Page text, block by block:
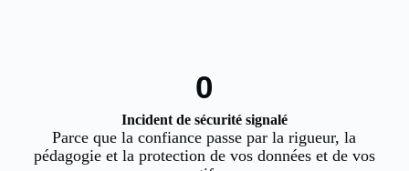
0
Incident de sécurité signalé
Parce que la confiance passe par la rigueur, la
pédagogie et la protection de vos données et de vos